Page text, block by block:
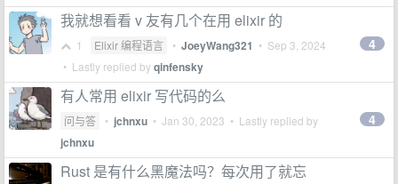
我就想看看 v 友有几个在用 elixir 的
1 Elixir 编程语言 • JoeyWang321 • Sep 3, 2024
• Lastly replied byqinfensky
4
有人常用 elixir 写代码的么
问与答 • jchnxu • Jan 30, 2023 • Lastly replied by
jchnxu
4
Rust 是有什么黑魔法吗？每次用了就忘